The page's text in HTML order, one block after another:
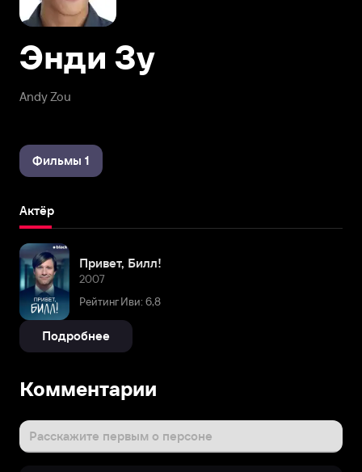
Andy Zou
Энди Зу
Фильмы 1
Актёр
Привет, Билл!
2007
Рейтинг Иви: 6,8
Подробнее
Комментарии
Расскажите первым о персоне